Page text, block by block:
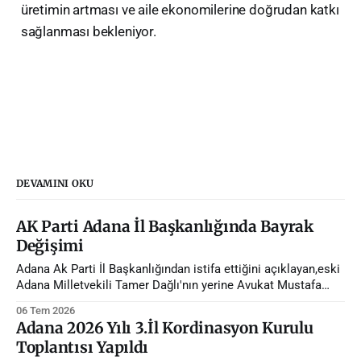
üretimin artması ve aile ekonomilerine doğrudan katkı
sağlanması bekleniyor.
DEVAMINI OKU
AK Parti Adana İl Başkanlığında Bayrak
Değişimi
Adana Ak Parti İl Başkanlığından istifa ettiğini açıklayan,eski
Adana Milletvekili Tamer Dağlı'nın yerine Avukat Mustafa
06 Tem 2026
Adana 2026 Yılı 3.İl Kordinasyon Kurulu
Toplantısı Yapıldı